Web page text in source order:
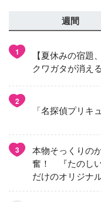
週間
1
【夏休みの宿題
クワガタが消え
2
「名探偵プリキ
3
本物そっくりの
奮！ 『たのしい
だけのオリジナ
くるせんたくき